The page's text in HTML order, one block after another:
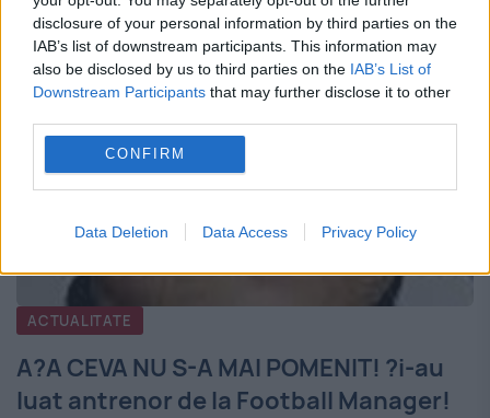
disclosure of your personal information by third parties on the
IAB’s list of downstream participants. This information may
also be disclosed by us to third parties on the IAB’s List of
Downstream Participants that may further disclose it to other
CONFIRM
Data Deletion Data Access Privacy Policy
ACTUALITATE
A?A CEVA NU S-A MAI POMENIT! ?i-au
luat antrenor de la Football Manager!